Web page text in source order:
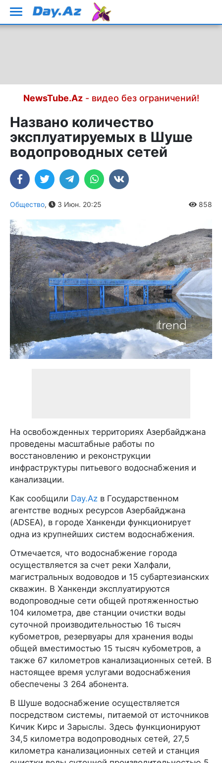
NewsTube.Az- видео без ограничений!
Названо количество
эксплуатируемых в Шуше
водопроводных сетей
Общество, 3 Июн. 20:25 858
На освобожденных территориях Азербайджана
проведены масштабные работы по
восстановлению и реконструкции
инфраструктуры питьевого водоснабжения и
канализации.
Как сообщили Day.Az в Государственном
агентстве водных ресурсов Азербайджана
(ADSEA), в городе Ханкенди функционирует
одна из крупнейших систем водоснабжения.
Отмечается, что водоснабжение города
осуществляется за счет реки Халфали,
магистральных водоводов и 15 субартезианских
скважин. В Ханкенди эксплуатируются
водопроводные сети общей протяженностью
104 километра, две станции очистки воды
суточной производительностью 16 тысяч
кубометров, резервуары для хранения воды
общей вместимостью 15 тысяч кубометров, а
также 67 километров канализационных сетей. В
настоящее время услугами водоснабжения
обеспечены 3 264 абонента.
В Шуше водоснабжение осуществляется
посредством системы, питаемой от источников
Кичик Кирс и Зарыслы. Здесь функционируют
34,5 километра водопроводных сетей, 27,5
километра канализационных сетей и станция